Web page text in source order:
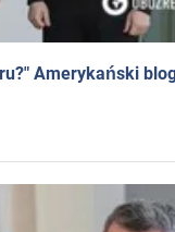
Amerykański